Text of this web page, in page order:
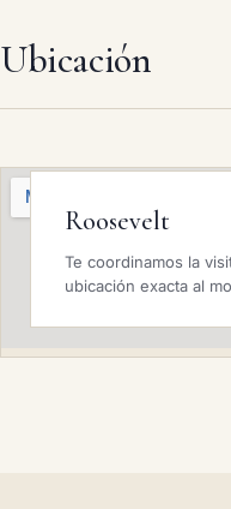
Ubicación
Roosevelt
Te coordinamos la
ubicación exacta al